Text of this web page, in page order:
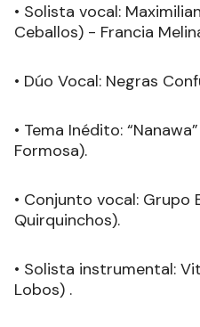
• Solista vocal:
Ceballos) - Francia
• Dúo Vocal: Negras
• Tema Inédito:
Formosa).
• Conjunto vocal: Grupo
Quirquinchos).
• Solista instrumental:
Lobos) .